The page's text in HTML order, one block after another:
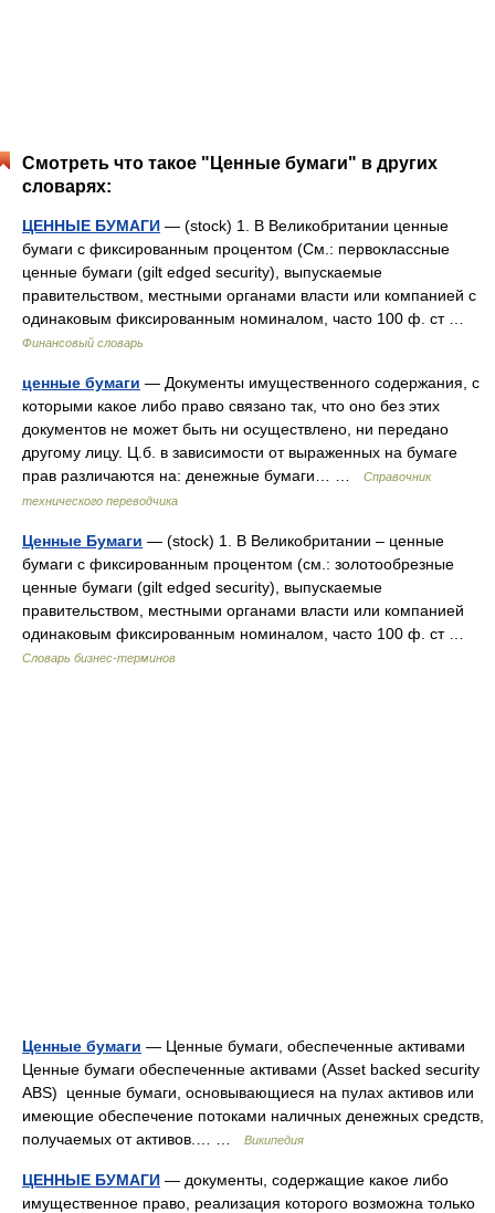
Смотреть что такое "Ценные бумаги" в других
словарях:
ЦЕННЫЕ БУМАГИ — (stock) 1. В Великобритании ценные
бумаги с фиксированным процентом (См.: первоклассные
ценные бумаги (gilt edged security), выпускаемые
правительством, местными органами власти или компанией с
одинаковым фиксированным номиналом, часто 100 ф. ст …
Финансовый словарь
ценные бумаги — Документы имущественного содержания, с
которыми какое либо право связано так, что оно без этих
документов не может быть ни осуществлено, ни передано
другому лицу. Ц.б. в зависимости от выраженных на бумаге
прав различаются на: денежные бумаги… …
Справочник
технического переводчика
Ценные Бумаги — (stock) 1. В Великобритании – ценные
бумаги с фиксированным процентом (cм.: золотообрезные
ценные бумаги (gilt edged security), выпускаемые
правительством, местными органами власти или компанией
одинаковым фиксированным номиналом, часто 100 ф. ст …
Словарь бизнес-терминов
Ценные бумаги — Ценные бумаги, обеспеченные активами
Ценные бумаги обеспеченные активами (Asset backed security
ABS) ценные бумаги, основывающиеся на пулах активов или
имеющие обеспечение потоками наличных денежных средств,
получаемых от активов.… …
Википедия
ЦЕННЫЕ БУМАГИ — документы, содержащие какое либо
имущественное право, реализация которого возможна только